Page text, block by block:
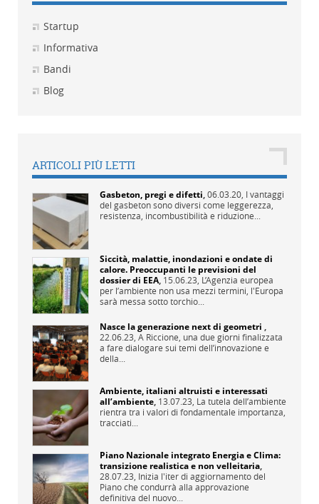
Startup
Informativa
Bandi
Blog
ARTICOLI PIÙ LETTI
Gasbeton, pregi e difetti,06.03.20, I vantaggi
del gasbeton sono diversi come leggerezza,
resistenza, incombustibilità e riduzione...
Siccità, malattie, inondazioni e ondate di
calore. Preoccupanti le previsioni del
dossier di EEA, 15.06.23, L’Agenzia europea
per l’ambiente non usa mezzi termini, l'Europa
sarà messa sotto torchio...
Nasce la generazione next di geometri ,
22.06.23, A Riccione, una due giorni finalizzata
a fare dialogare sui temi dell’innovazione e
della...
Ambiente, italiani altruisti e interessati
all’ambiente, 13.07.23, La tutela dell’ambiente
rientra tra i valori di fondamentale importanza,
tracciati...
Piano Nazionale integrato Energia e Clima:
transizione realistica e non velleitaria,
28.07.23, Inizia l'iter di aggiornamento del
Piano che condurrà alla approvazione
definitiva del nuovo...